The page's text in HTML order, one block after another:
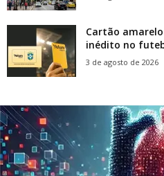
Cartão
inédito no
3 de agosto de 2026